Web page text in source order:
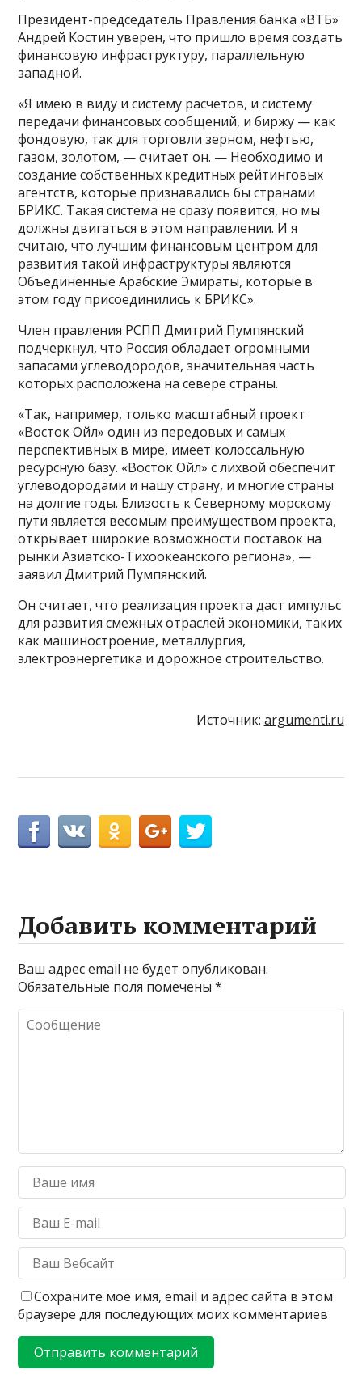
Президент-председатель Правления банка «ВТБ»
Андрей Костин уверен, что пришло время создать
финансовую инфраструктуру, параллельную
западной.
«Я имею в виду и систему расчетов, и систему
передачи финансовых сообщений, и биржу — как
фондовую, так для торговли зерном, нефтью,
газом, золотом, — считает он. — Необходимо и
создание собственных кредитных рейтинговых
агентств, которые признавались бы странами
БРИКС. Такая система не сразу появится, но мы
должны двигаться в этом направлении. И я
считаю, что лучшим финансовым центром для
развития такой инфраструктуры являются
Объединенные Арабские Эмираты, которые в
этом году присоединились к БРИКС».
Член правления РСПП Дмитрий Пумпянский
подчеркнул, что Россия обладает огромными
запасами углеводородов, значительная часть
которых расположена на севере страны.
«Так, например, только масштабный проект
«Восток Ойл» один из передовых и самых
перспективных в мире, имеет колоссальную
ресурсную базу. «Восток Ойл» с лихвой обеспечит
углеводородами и нашу страну, и многие страны
на долгие годы. Близость к Северному морскому
пути является весомым преимуществом проекта,
открывает широкие возможности поставок на
рынки Азиатско-Тихоокеанского региона», —
заявил Дмитрий Пумпянский.
Он считает, что реализация проекта даст импульс
для развития смежных отраслей экономики, таких
как машиностроение, металлургия,
электроэнергетика и дорожное строительство.
Источник: argumenti.ru
Добавить комментарий
Ваш адрес email не будет опубликован.
Обязательные поля помечены*
Сохраните моё имя, email и адрес сайта в этом
браузере для последующих моих комментариев